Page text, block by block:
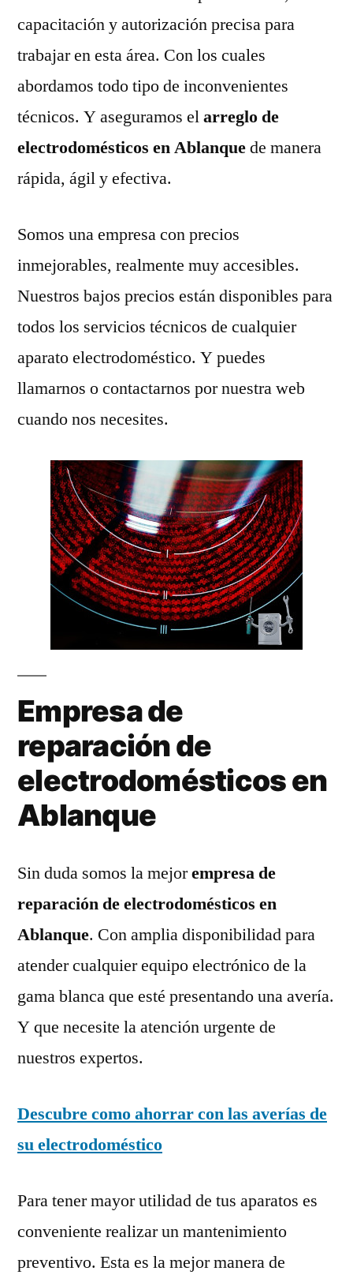
capacitación y autorización precisa para
trabajar en esta área. Con los cuales
abordamos todo tipo de inconvenientes
técnicos. Y aseguramos elarreglo de
electrodomésticos en Ablanquede manera
rápida, ágil y efectiva.
Somos una empresa con precios
inmejorables, realmente muy accesibles.
Nuestros bajos precios están disponibles para
todos los servicios técnicos de cualquier
aparato electrodoméstico. Y puedes
llamarnos o contactarnos por nuestra web
cuando nos necesites.
Empresa de
reparación de
electrodomésticos en
Ablanque
Sin duda somos la mejorempresa de
reparación de electrodomésticos en
Ablanque. Con amplia disponibilidad para
atender cualquier equipo electrónico de la
gama blanca que esté presentando una avería.
Y que necesite la atención urgente de
nuestros expertos.
Descubre como ahorrar con las averías de
su electrodoméstico
Para tener mayor utilidad de tus aparatos es
conveniente realizar un mantenimiento
preventivo. Esta es la mejor manera de